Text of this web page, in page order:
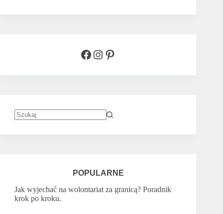
Facebook
Instagram
Pinterest
POPULARNE
Jak wyjechać na wolontariat za granicą? Poradnik
krok po kroku.